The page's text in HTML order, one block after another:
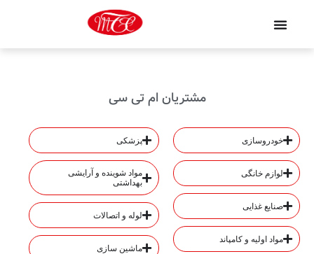
مشتریان ام تی سی
خودروسازی
لوازم خانگی
صنایع غذایی
مواد اولیه و کامپاند
پزشکی
مواد شوینده و آرایشی
بهداشتی
لوله و اتصالات
ماشین سازی